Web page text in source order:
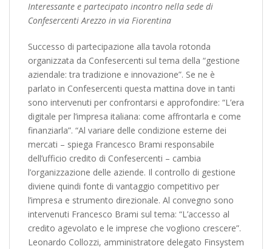
Interessante e partecipato incontro nella sede di
Confesercenti Arezzo in via Fiorentina
Successo di partecipazione alla tavola rotonda
organizzata da Confesercenti sul tema della “gestione
aziendale: tra tradizione e innovazione”. Se ne è
parlato in Confesercenti questa mattina dove in tanti
sono intervenuti per confrontarsi e approfondire: “L’era
digitale per l’impresa italiana: come affrontarla e come
­finanziarla”. “Al variare delle condizione esterne dei
mercati – spiega Francesco Brami responsabile
dell’ufficio credito di Confesercenti – cambia
l’organizzazione delle aziende. Il controllo di gestione
diviene quindi fonte di vantaggio competitivo per
l’impresa e strumento direzionale. Al convegno sono
intervenuti Francesco Brami sul tema: “L’accesso al
credito agevolato e le imprese che vogliono crescere”.
Leonardo Collozzi, amministratore delegato Finsystem